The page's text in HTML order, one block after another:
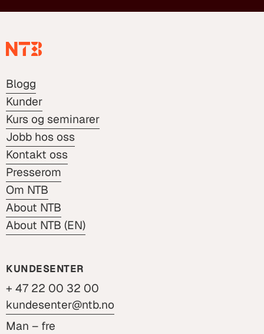
Blogg
Kunder
Kurs og seminarer
Jobb hos oss
Kontakt oss
Presserom
Om NTB
About NTB
About NTB (EN)
KUNDESENTER
+ 47 22 00 32 00
kundesenter@ntb.no
Man – fre